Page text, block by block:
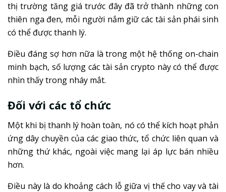
thị trường tăng giá trước đây đã trở thành những con
thiên nga đen, mỗi người nắm giữ các tài sản phái sinh
có thể được thanh lý.
Điều đáng sợ hơn nữa là trong một hệ thống on-chain
minh bạch, số lượng các tài sản crypto này có thể được
nhìn thấy trong nháy mắt.
Đối với các tổ chức
Một khi bị thanh lý hoàn toàn, nó có thể kích hoạt phản
ứng dây chuyền của các giao thức, tổ chức liên quan và
những thứ khác, ngoài việc mang lại áp lực bán nhiều
hơn.
Điều này là do khoảng cách lỗ giữa vị thế cho vay và tài